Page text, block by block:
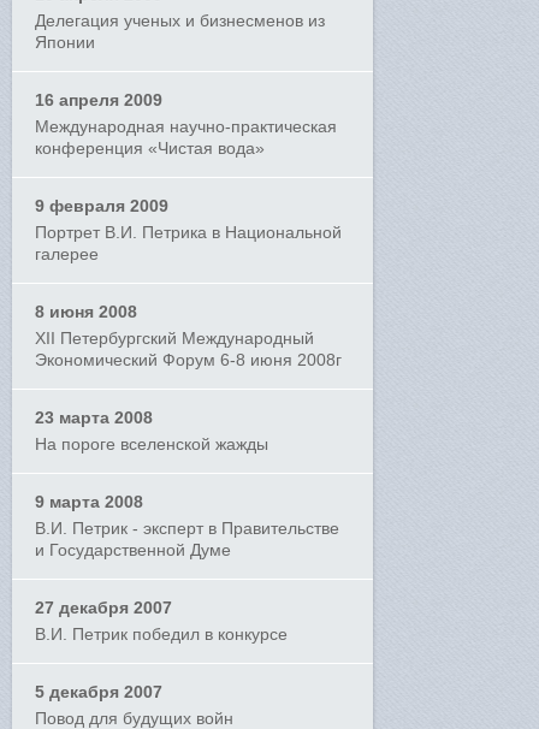
Делегация ученых и бизнесменов из
Японии
16 апреля 2009
Международная научно-практическая
конференция «Чистая вода»
9 февраля 2009
Портрет В.И. Петрика в Национальной
галерее
8 июня 2008
XII Петербургский Международный
Экономический Форум 6-8 июня 2008г
23 марта 2008
На пороге вселенской жажды
9 марта 2008
В.И. Петрик - эксперт в Правительстве
и Государственной Думе
27 декабря 2007
В.И. Петрик победил в конкурсе
5 декабря 2007
Повод для будущих войн